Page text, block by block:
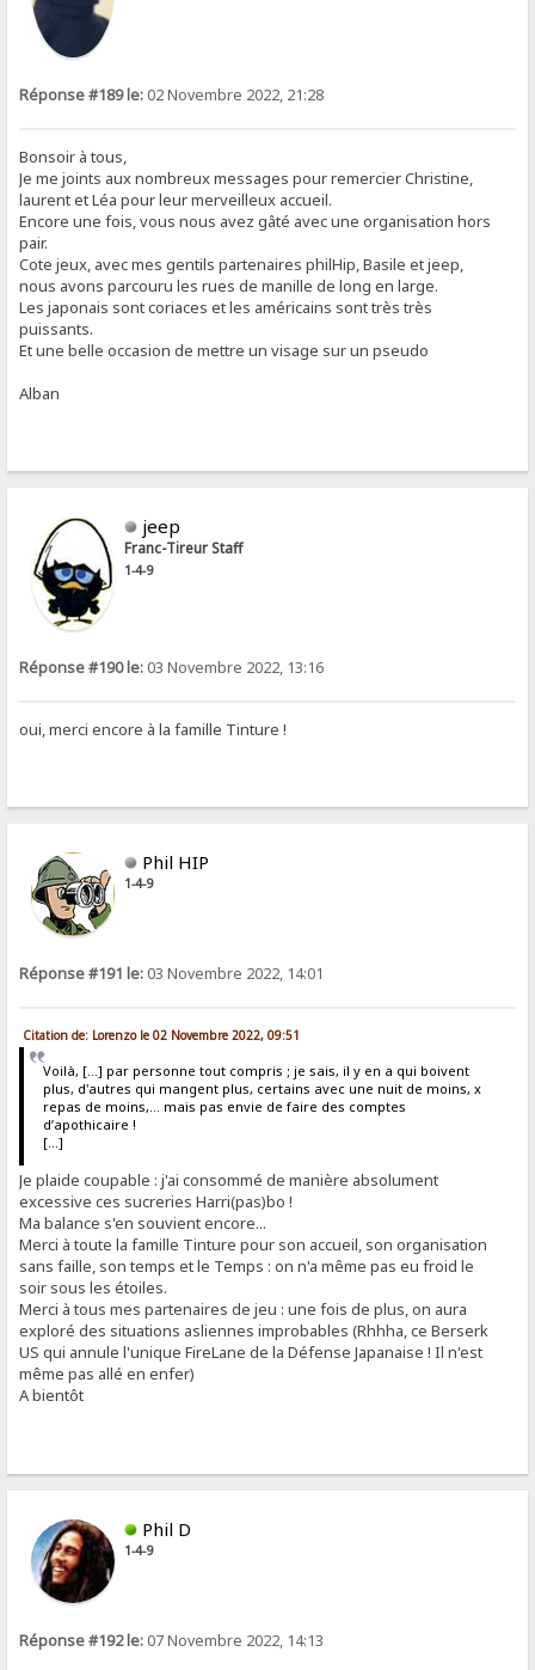
Réponse #189 le: 02 Novembre 2022, 21:28
Bonsoir à tous,
Je me joints aux nombreux messages pour remercier Christine,
laurent et Léa pour leur merveilleux accueil.
Encore une fois, vous nous avez gâté avec une organisation hors
pair.
Cote jeux, avec mes gentils partenaires philHip, Basile et jeep,
nous avons parcouru les rues de manille de long en large.
Les japonais sont coriaces et les américains sont très très
puissants.
Et une belle occasion de mettre un visage sur un pseudo
Alban
jeep
Franc-Tireur Staff
1-4-9
Réponse #190 le: 03 Novembre 2022, 13:16
oui, merci encore à la famille Tinture !
Phil HIP
1-4-9
Réponse #191 le: 03 Novembre 2022, 14:01
Citation de: Lorenzo le 02 Novembre 2022, 09:51
Voilà, [...] par personne tout compris ; je sais, il y en a qui boivent
plus, d'autres qui mangent plus, certains avec une nuit de moins, x
repas de moins,... mais pas envie de faire des comptes
d’apothicaire !
[...]
Je plaide coupable : j'ai consommé de manière absolument
excessive ces sucreries Harri(pas)bo !
Ma balance s'en souvient encore...
Merci à toute la famille Tinture pour son accueil, son organisation
sans faille, son temps et le Temps : on n'a même pas eu froid le
soir sous les étoiles.
Merci à tous mes partenaires de jeu : une fois de plus, on aura
exploré des situations asliennes improbables (Rhhha, ce Berserk
US qui annule l'unique FireLane de la Défense Japanaise ! Il n'est
même pas allé en enfer)
A bientôt
Phil D
1-4-9
Réponse #192 le: 07 Novembre 2022, 14:13